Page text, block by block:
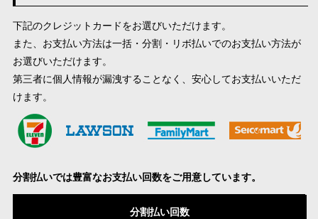
下記のクレジットカードをお選びいただけます。
また、お支払い方法は一括・分割・リボ払いでのお支払い方法が
お選びいただけます。
第三者に個人情報が漏洩することなく、安心してお支払いいただ
けます。
分割払いでは豊富なお支払い回数をご用意しています。
分割払い回数